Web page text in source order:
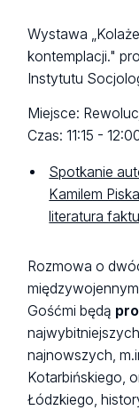
Wystawa
kontemplacji."
Instytutu
Miejsce:
Czas: 11:15 -
Spotkanie
Kamilem
literatura
Rozmowa o
Gośćmi będą
najnowszych,
Kotarbińskiego,
Łódzkiego,